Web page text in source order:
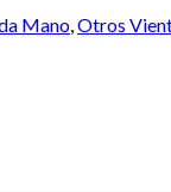
Mano Otros